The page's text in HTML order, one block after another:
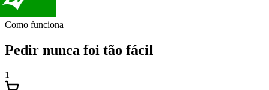
Como funciona
Pedir nunca foi tão fácil
1